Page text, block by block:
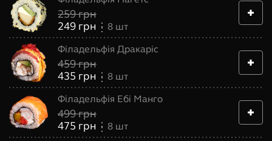
259грн
249 грн 8 шт
Філадельфія Дракаріс
459грн
435 грн 8 шт
Філадельфія Ебі Манго
499грн
475 грн 8 шт